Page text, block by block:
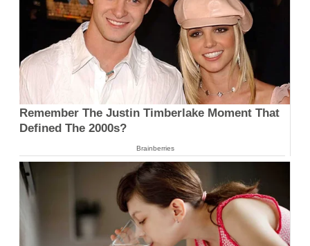
Remember The Justin Timberlake Moment That
Defined The 2000s?
Brainberries